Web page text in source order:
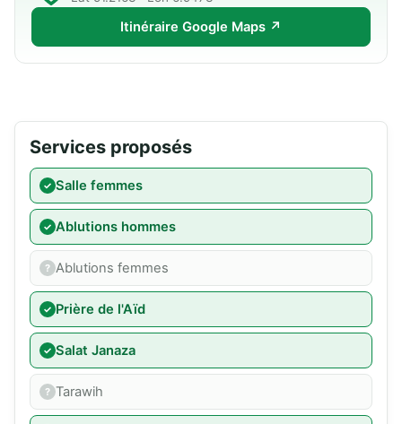
Itinéraire Google Maps ↗
Services proposés
Salle femmes
Ablutions hommes
Ablutions femmes
Prière de l'Aïd
Salat Janaza
Tarawih